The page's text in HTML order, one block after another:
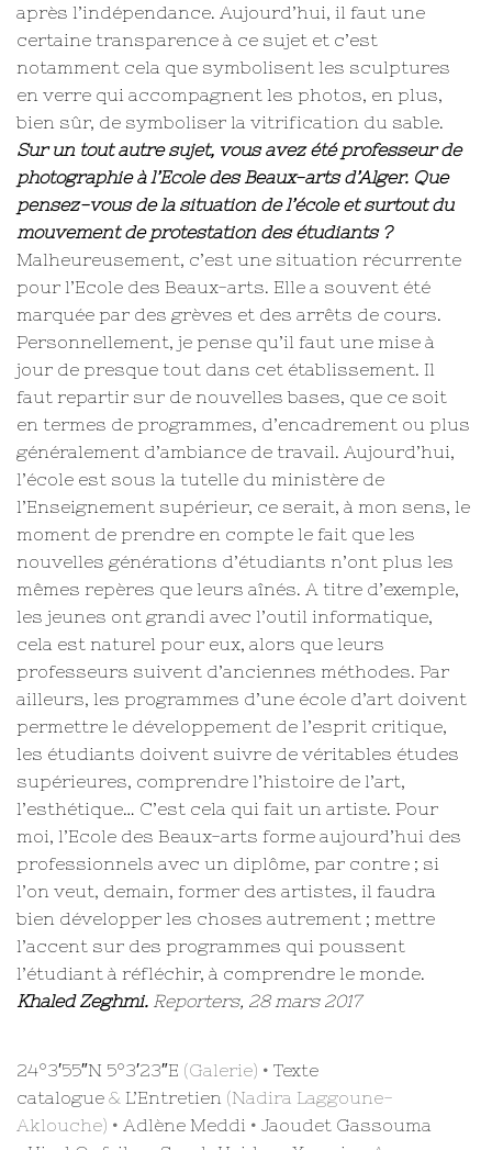
après l’indépendance. Aujourd’hui, il faut une
certaine transparence à ce sujet et c’est
notamment cela que symbolisent les sculptures
en verre qui accompagnent les photos, en plus,
bien sûr, de symboliser la vitrification du sable.
Sur un tout autre sujet, vous avez été professeur de
photographie à l’Ecole des Beaux-arts d’Alger. Que
pensez-vous de la situation de l’école et surtout du
mouvement de protestation des étudiants ?
Malheureusement, c’est une situation récurrente
pour l’Ecole des Beaux-arts. Elle a souvent été
marquée par des grèves et des arrêts de cours.
Personnellement, je pense qu’il faut une mise à
jour de presque tout dans cet établissement. Il
faut repartir sur de nouvelles bases, que ce soit
en termes de programmes, d’encadrement ou plus
généralement d’ambiance de travail. Aujourd’hui,
l’école est sous la tutelle du ministère de
l’Enseignement supérieur, ce serait, à mon sens, le
moment de prendre en compte le fait que les
nouvelles générations d’étudiants n’ont plus les
mêmes repères que leurs aînés. A titre d’exemple,
les jeunes ont grandi avec l’outil informatique,
cela est naturel pour eux, alors que leurs
professeurs suivent d’anciennes méthodes. Par
ailleurs, les programmes d’une école d’art doivent
permettre le développement de l’esprit critique,
les étudiants doivent suivre de véritables études
supérieures, comprendre l’histoire de l’art,
l’esthétique… C’est cela qui fait un artiste. Pour
moi, l’Ecole des Beaux-arts forme aujourd’hui des
professionnels avec un diplôme, par contre ; si
l’on veut, demain, former des artistes, il faudra
bien développer les choses autrement ; mettre
l’accent sur des programmes qui poussent
l’étudiant à réfléchir, à comprendre le monde.
Khaled Zeghmi. Reporters, 28 mars 2017
24°3′55″N 5°3′23″E (Galerie) • Texte
catalogue & L’Entretien (Nadira Laggoune-
Aklouche) • Adlène Meddi • Jaoudet Gassouma